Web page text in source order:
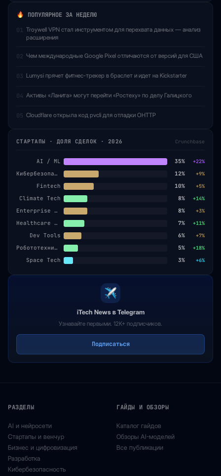
ПОПУЛЯРНОЕ ЗА НЕДЕЛЮ
01 Troywell VPN стал инструментом для перехвата данных — анализ
расширения
02 Чем международные Google Pixel отличаются от версий для США
03 Lumysi прячет фитнес-трекер в браслет и идет на Kickstarter
04 Активы «Ланита» могут перейти «Ростеху» по делу Галицкого
05 Cloudflare открыла код pvcli для отладки OHTTP
СТАРТАПЫ · ДОЛЯ СДЕЛОК · 2026 Crunchbase
AI / ML 35% +22%
Кибербезопасность 12% +9%
Fintech 10% +5%
Climate Tech 8% +14%
Enterprise SaaS 8% +3%
Healthcare AI 7% +11%
Dev Tools 6% +7%
Робототехника 5% +18%
Space Tech 3% +6%
iTech News в Telegram
Узнавайте первыми. 12K+ подписчиков.
Подписаться
РАЗДЕЛЫ
AI и нейросети
Стартапы и венчур
Бизнес и цифровизация
Разработка
Кибербезопасность
ГАЙДЫ И ОБЗОРЫ
Каталог гайдов
Обзоры AI-моделей
Все публикации